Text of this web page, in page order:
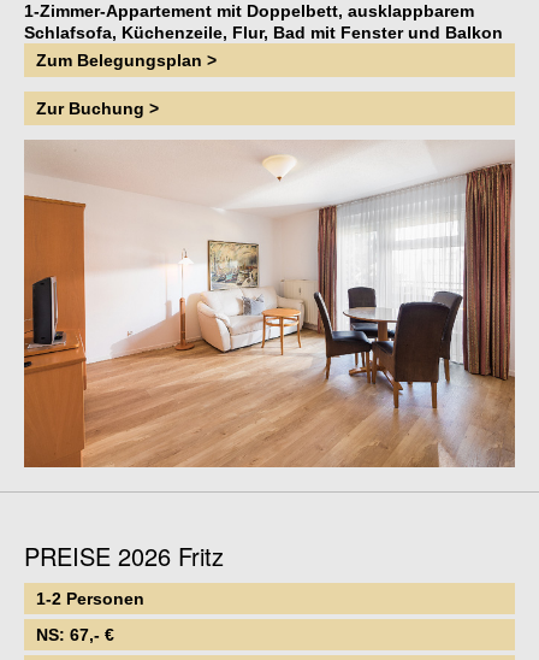
1-Zimmer-Appartement mit Doppelbett, ausklappbarem
Schlafsofa, Küchenzeile, Flur, Bad mit Fenster und Balkon
zur Wilhelmstraße.
Zur Buchung >
Zum Belegungsplan >
PREISE 2026 Fritz
1-2 Personen
NS: 67,- €